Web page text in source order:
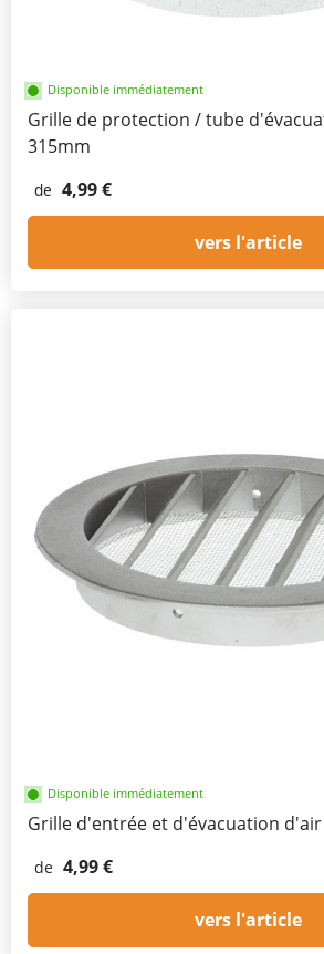
Disponible immédiatement
Grille de protection / tube
315mm
de 4,99 €
vers l'article
Disponible immédiatement
Grille d'entrée et d'évacuation
de 4,99 €
vers l'article